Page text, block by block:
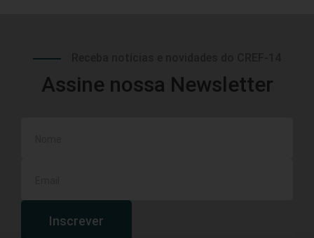
Assine nossa Newsletter
Inscrever